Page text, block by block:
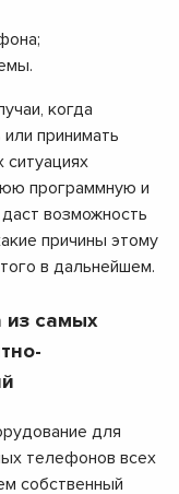
когда
принимать
программную и
возможность
причины этому
в дальнейшем.
из самых
для
телефонов всех
собственный